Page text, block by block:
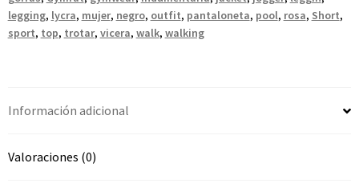
legging, lycra, mujer, negro, outfit, pantaloneta, pool, rosa, Short,
sport, top, trotar, vicera, walk, walking
Información adicional
Valoraciones (0)